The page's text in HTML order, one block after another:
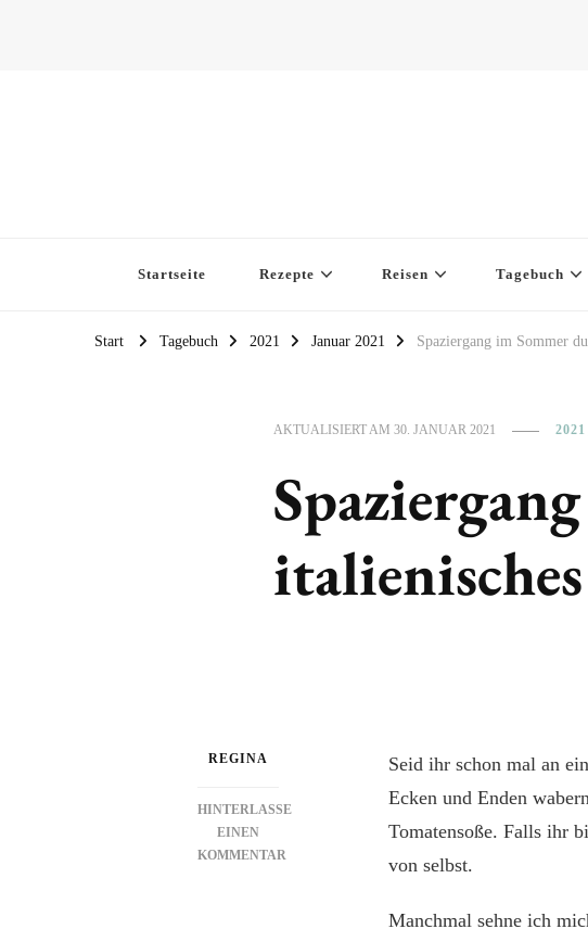
Startseite Rezepte Reisen Tagebuch
Start Tagebuch 2021 Januar 2021 Spaziergang im Sommer
AKTUALISIERT AM 30. JANUAR 2021 2021
REGINA
HINTERLASSE
EINEN
KOMMENTAR
Seid ihr schon mal an
Ecken und Enden
Tomatensoße. Falls ihr
von selbst.
Manchmal sehne ich